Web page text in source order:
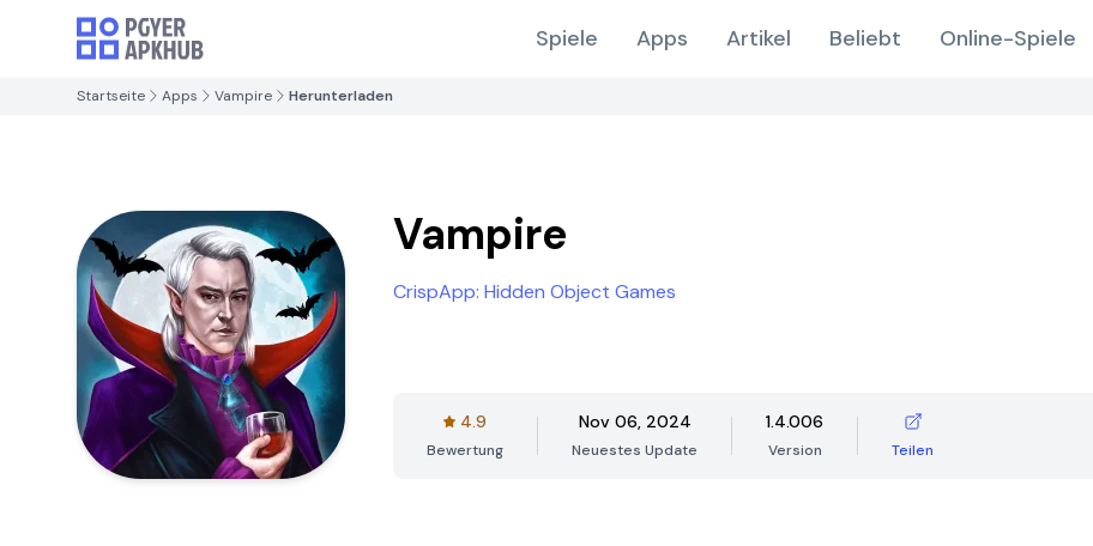
Spiele Apps Artikel Beliebt Online-Spiele
Startseite Apps Vampire Herunterladen
Vampire
CrispApp: Hidden Object Games
4.9
Bewertung
Nov 06, 2024
Neuestes Update
1.4.006
Version Teilen